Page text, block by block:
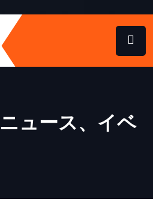
ニュース、イベ